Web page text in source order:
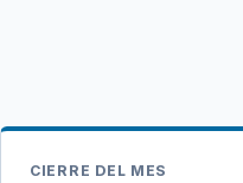
CIERRE DEL MES